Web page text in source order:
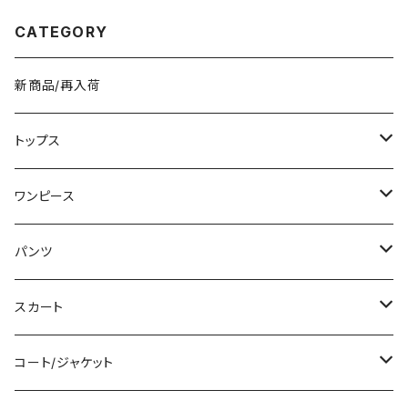
CATEGORY
新商品/再入荷
トップス
Tシャツ/カットソー
タンクトップ/キャミソール
シャツ/ブラウス
ベアトップ/チューブトップ
ワンピース
ミニ/ショート
ミディアム/ミモレ
ロング/マキシ
パンツ
ショート丈
クロップド丈
スカート
ミニ/ショート
コート/ジャケット